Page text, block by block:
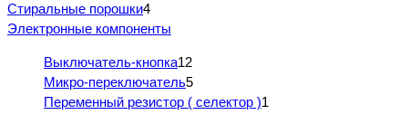
Стиральные порошки4
Электронные компоненты
Выключатель-кнопка12
Микро-переключатель5
Переменный резистор ( селектор )1